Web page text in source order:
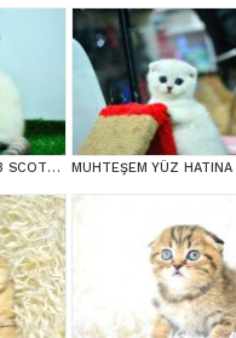
BEM BEYAZ NS 11 33 SCOTTİSH FOLD